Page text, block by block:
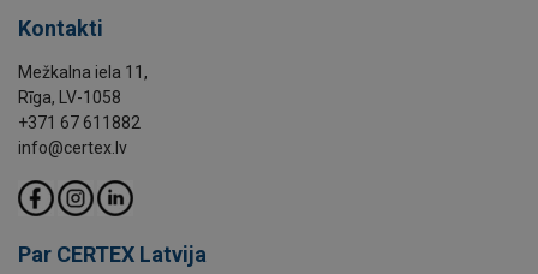
Kontakti
Mežkalna iela 11,
Rīga, LV-1058
+371 67 611882
info@certex.lv
Par CERTEX Latvija